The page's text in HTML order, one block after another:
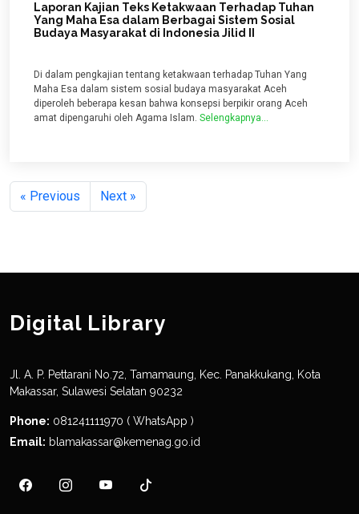
Laporan Kajian Teks Ketakwaan Terhadap Tuhan
Yang Maha Esa dalam Berbagai Sistem Sosial
Budaya Masyarakat di Indonesia Jilid II
Di dalam pengkajian tentang ketakwaan terhadap Tuhan Yang
Maha Esa dalam sistem sosial budaya masyarakat Aceh
diperoleh beberapa kesan bahwa konsepsi berpikir orang Aceh
amat dipengaruhi oleh Agama Islam. Selengkapnya...
« Previous Next »
Digital Library
Jl. A. P. Pettarani No.72, Tamamaung, Kec. Panakkukang, Kota
Makassar, Sulawesi Selatan 90232
Phone: 081241111970 ( WhatsApp )
Email: blamakassar@kemenag.go.id